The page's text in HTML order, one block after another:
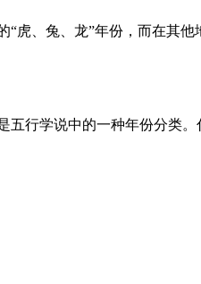
、兔、龙”年份，而在其
行学说中的一种年份分类